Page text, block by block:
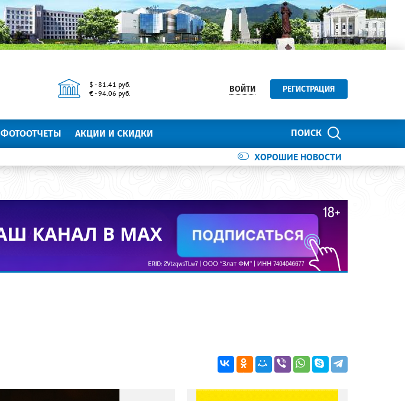
$ - 81.41 руб.
€ - 94.06 руб.
ВОЙТИ РЕГИСТРАЦИЯ
ПОИСК
ФОТООТЧЕТЫ АКЦИИ И СКИДКИ
ХОРОШИЕ НОВОСТИ